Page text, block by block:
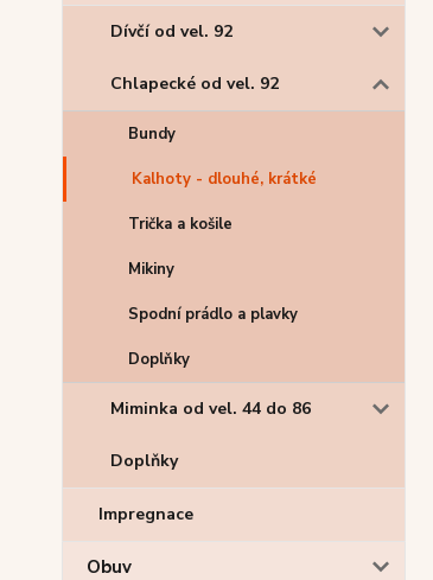
Dívčí od vel. 92
Chlapecké od vel. 92
Bundy
Kalhoty - dlouhé, krátké
Trička a košile
Mikiny
Spodní prádlo a plavky
Doplňky
Miminka od vel. 44 do 86
Doplňky
Impregnace
Obuv